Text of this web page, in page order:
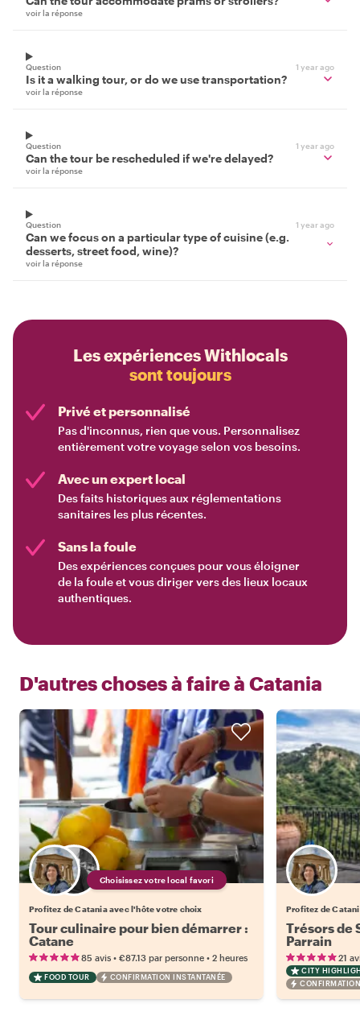
voir la réponse
Question 1 year ago
Is it a walking tour, or do we use transportation?
voir la réponse
Question 1 year ago
Can the tour be rescheduled if we're delayed?
voir la réponse
Question 1 year ago
Can we focus on a particular type of cuisine (e.g.
desserts, street food, wine)?
voir la réponse
Les expériences Withlocals
sont toujours
Privé et personnalisé
Pas d'inconnus, rien que vous. Personnalisez
entièrement votre voyage selon vos besoins.
Avec un expert local
Des faits historiques aux réglementations
sanitaires les plus récentes.
Sans la foule
Des expériences conçues pour vous éloigner
de la foule et vous diriger vers des lieux locaux
authentiques.
D'autres choses à faire à Catania
Choisissez votre local favori
Profitez de Catania avec l'hôte votre choix
Tour culinaire pour bien démarrer :
Catane
85 avis • €87.13 par personne • 2 heures
FOOD TOUR CONFIRMATION INSTANTANÉE
Profitez de
Trésors de
Parrain
21
CITY